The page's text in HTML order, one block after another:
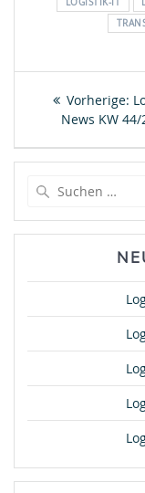
Vorherige:
News KW 44/